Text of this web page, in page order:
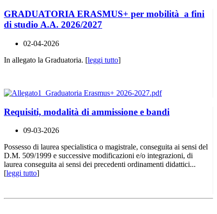
GRADUATORIA ERASMUS+ per mobilità a fini
di studio A.A. 2026/2027
02-04-2026
In allegato la Graduatoria. [leggi tutto]
Requisiti, modalità di ammissione e bandi
09-03-2026
Possesso di laurea specialistica o magistrale, conseguita ai sensi del
D.M. 509/1999 e successive modificazioni e/o integrazioni, di
laurea conseguita ai sensi dei precedenti ordinamenti didattici...
[leggi tutto]